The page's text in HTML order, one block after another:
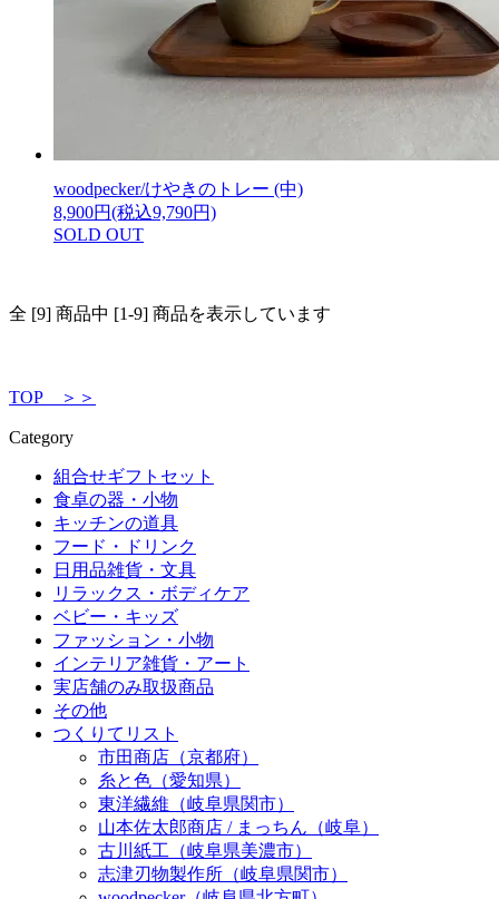
woodpecker/けやきのトレー (中)
8,900円(税込9,790円)
SOLD OUT
全 [9] 商品中 [1-9] 商品を表示しています
TOP ＞＞
Category
組合せギフトセット
食卓の器・小物
キッチンの道具
フード・ドリンク
日用品雑貨・文具
リラックス・ボディケア
ベビー・キッズ
ファッション・小物
インテリア雑貨・アート
実店舗のみ取扱商品
その他
つくりてリスト
市田商店（京都府）
糸と色（愛知県）
東洋繊維（岐阜県関市）
山本佐太郎商店 / まっちん（岐阜）
古川紙工（岐阜県美濃市）
志津刃物製作所（岐阜県関市）